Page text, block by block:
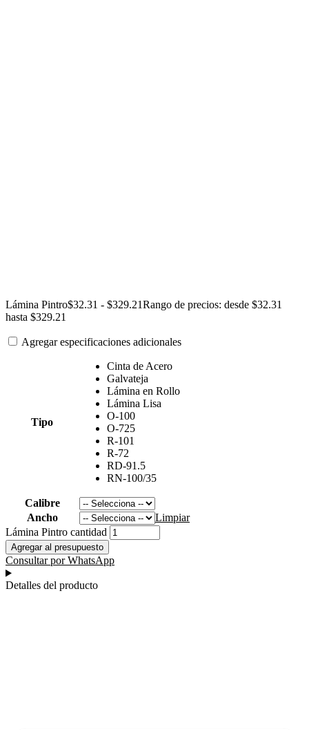
Lámina Pintro$32.31 - $329.21Rango de precios: desde $32.31
hasta $329.21
Agregar especificaciones adicionales
Tipo
Cinta de Acero
Galvateja
Lámina en Rollo
Lámina Lisa
O-100
O-725
R-101
R-72
RD-91.5
RN-100/35
Calibre
Ancho
Limpiar
Lámina Pintro cantidad
Agregar al presupuesto
Consultar por WhatsApp
Detalles del producto